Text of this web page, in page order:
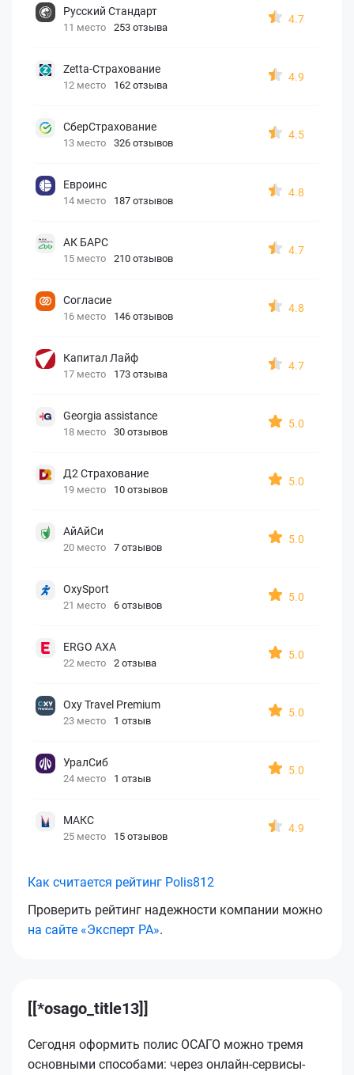
Русский Стандарт
11 место 253 отзыва
4.7
Zetta-Страхование
12 место 162 отзыва
4.9
СберСтрахование
13 место 326 отзывов
4.5
Евроинс
14 место 187 отзывов
4.8
АК БАРС
15 место 210 отзывов
4.7
Согласие
16 место 146 отзывов
4.8
Капитал Лайф
17 место 173 отзыва
4.7
Georgia assistance
18 место 30 отзывов
5.0
Д2 Страхование
19 место 10 отзывов
5.0
АйАйСи
20 место 7 отзывов
5.0
OxySport
21 место 6 отзывов
5.0
ERGO AXA
22 место 2 отзыва
5.0
Oxy Travel Premium
23 место 1 отзыв
5.0
УралСиб
24 место 1 отзыв
5.0
МАКС
25 место 15 отзывов
4.9
Как считается рейтинг Polis812
Проверить рейтинг надежности компании можно
на сайте «Эксперт РА».
[[*osago_title13]]
Сегодня оформить полис ОСАГО можно тремя
основными способами: через онлайн-сервисы-